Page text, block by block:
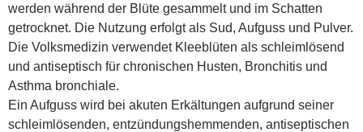
werden während der Blüte gesammelt und im Schatten
getrocknet. Die Nutzung erfolgt als Sud, Aufguss und Pulver.
Die Volksmedizin verwendet Kleeblüten als schleimlösend
und antiseptisch für chronischen Husten, Bronchitis und
Asthma bronchiale.
Ein Aufguss wird bei akuten Erkältungen aufgrund seiner
schleimlösenden, entzündungshemmenden, antiseptischen